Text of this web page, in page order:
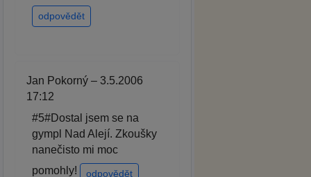
odpovědět
Jan Pokorný – 3.5.2006
17:12
#5#Dostal jsem se na
gympl Nad Alejí. Zkoušky
nanečisto mi moc
pomohly!
odpovědět